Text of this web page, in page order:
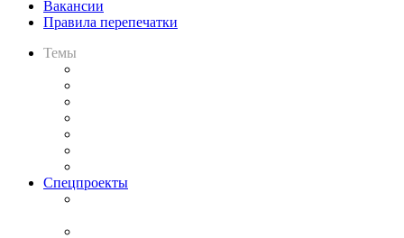
Вакансии
Правила перепечатки
Темы
Спецпроекты